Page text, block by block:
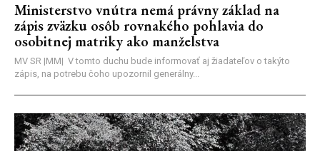
Ministerstvo vnútra nemá právny základ na
zápis zväzku osôb rovnakého pohlavia do
osobitnej matriky ako manželstva
MV SR |MM| V tomto duchu bude informovať aj žiadateľov o takýto
zápis, na potrebu čoho upozornil generálny...